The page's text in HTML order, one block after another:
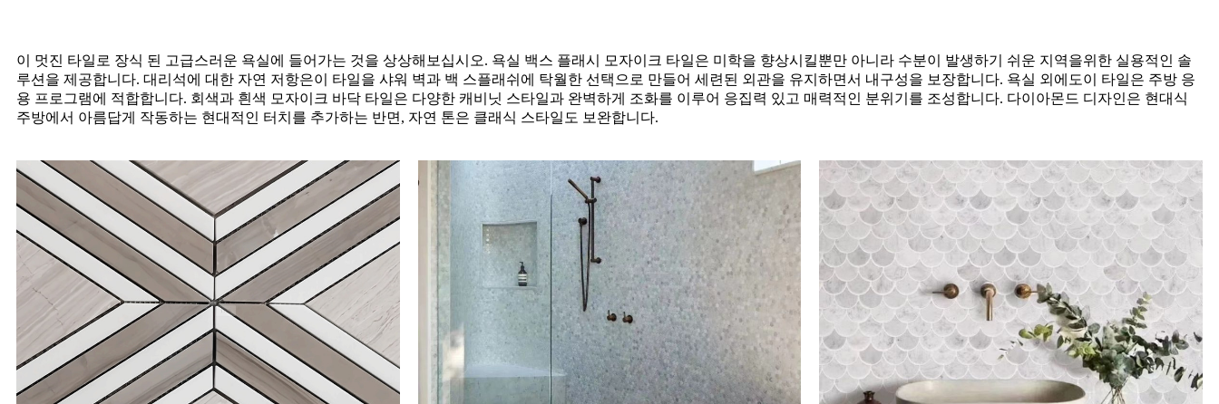
이 멋진 타일로 장식 된 고급스러운 욕실에 들어가는 것을 상상해보십시오. 욕실 백스 플래시 모자이크 타일은 미학을 향상시킬뿐만 아니라 수분이 발생하기 쉬운 지역을위한 실용적인 솔
루션을 제공합니다. 대리석에 대한 자연 저항은이 타일을 샤워 벽과 백 스플래쉬에 탁월한 선택으로 만들어 세련된 외관을 유지하면서 내구성을 보장합니다. 욕실 외에도이 타일은 주방 응
용 프로그램에 적합합니다. 회색과 흰색 모자이크 바닥 타일은 다양한 캐비닛 스타일과 완벽하게 조화를 이루어 응집력 있고 매력적인 분위기를 조성합니다. 다이아몬드 디자인은 현대식
주방에서 아름답게 작동하는 현대적인 터치를 추가하는 반면, 자연 톤은 클래식 스타일도 보완합니다.